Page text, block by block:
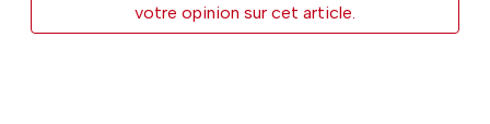
votre opinion sur cet article.